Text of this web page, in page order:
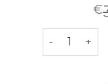
€
quantité de